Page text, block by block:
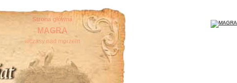
Strona główna
MAGRA
wczasy nad morzem